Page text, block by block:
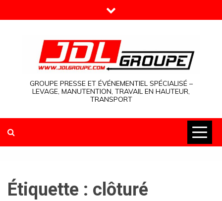
to
GROUPE PRESSE ET ÉVÉNEMENTIEL SPÉCIALISÉ –
LEVAGE, MANUTENTION, TRAVAIL EN HAUTEUR,
TRANSPORT
Étiquette : clôturé